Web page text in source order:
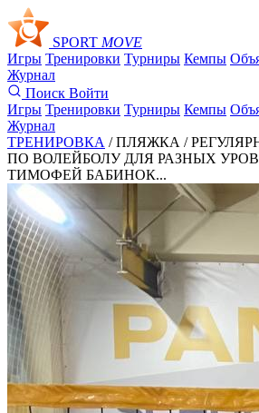
SPORT MOVE
Игры Тренировки Турниры Кемпы
Журнал
Поиск Войти
Игры Тренировки Турниры Кемпы
Журнал
ТРЕНИРОВКА / ПЛЯЖКА /
ПО ВОЛЕЙБОЛУ ДЛЯ РАЗНЫХ
ТИМОФЕЙ БАБИНОК...